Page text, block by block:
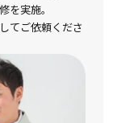
を実施。
てご依頼くださ